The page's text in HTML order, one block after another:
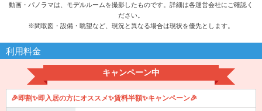
動画・パノラマは、モデルルームを撮影したものです。詳細は各運営会社にご確認く
ださい。
※間取図・設備・眺望など、現況と異なる場合は現状を優先とします。
利用料金
キャンペーン中
🎉即割✨即入居の方にオススメ✨賃料半額✨キャンペーン🎉